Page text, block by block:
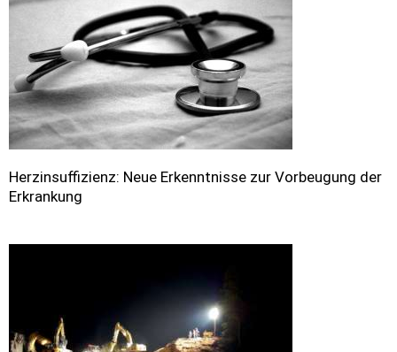
Herzinsuffizienz: Neue Erkenntnisse zur Vorbeugung der
Erkrankung